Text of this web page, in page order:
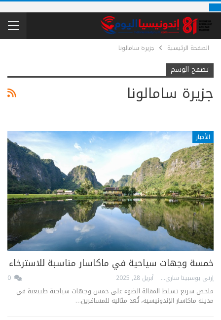
الصفحة الرئيسية جزيرة سامالونا
تصفح الوسم
جزيرة سامالونا
الأخبار
خمسة وجهات سياحية في ماكاسار مناسبة للاسترخاء
إرني بوسبيتا ساري أبريل 28, 2025
ملخص سريع تسلط المقالة الضوء على خمس وجهات سياحية طبيعية في
مدينة ماكاسار الإندونيسية، تُعد مثالية للمسافرين…